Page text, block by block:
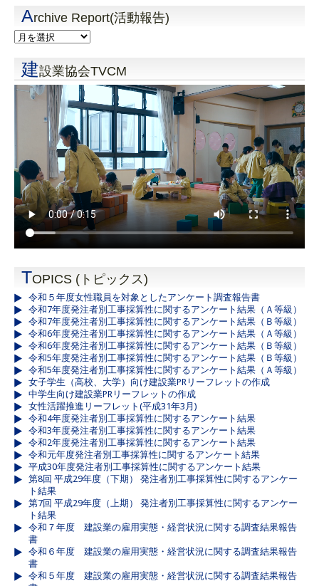
Archive Report(活動報告)
建設業協会TVCM
TOPICS (トピックス)
令和５年度女性職員を対象としたアンケート調査報告書
令和7年度発注者別工事採算性に関するアンケート結果（Ａ等級）
令和7年度発注者別工事採算性に関するアンケート結果（Ｂ等級）
令和6年度発注者別工事採算性に関するアンケート結果（Ａ等級）
令和6年度発注者別工事採算性に関するアンケート結果（Ｂ等級）
令和5年度発注者別工事採算性に関するアンケート結果（Ｂ等級）
令和5年度発注者別工事採算性に関するアンケート結果（Ａ等級）
女子学生（高校、大学）向け建設業PRリーフレットの作成
中学生向け建設業PRリーフレットの作成
女性活躍推進リーフレット(平成31年3月)
令和4年度発注者別工事採算性に関するアンケート結果
令和3年度発注者別工事採算性に関するアンケート結果
令和2年度発注者別工事採算性に関するアンケート結果
令和元年度発注者別工事採算性に関するアンケート結果
平成30年度発注者別工事採算性に関するアンケート結果
第8回 平成29年度（下期） 発注者別工事採算性に関するアンケー
ト結果
第7回 平成29年度（上期） 発注者別工事採算性に関するアンケー
ト結果
令和７年度 建設業の雇用実態・経営状況に関する調査結果報告
書
令和６年度 建設業の雇用実態・経営状況に関する調査結果報告
書
令和５年度 建設業の雇用実態・経営状況に関する調査結果報告